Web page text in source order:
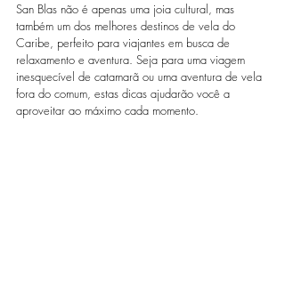
San Blas não é apenas uma joia cultural, mas
também um dos melhores destinos de vela do
Caribe, perfeito para viajantes em busca de
relaxamento e aventura. Seja para uma viagem
inesquecível de catamarã ou uma aventura de vela
fora do comum, estas dicas ajudarão você a
aproveitar ao máximo cada momento.